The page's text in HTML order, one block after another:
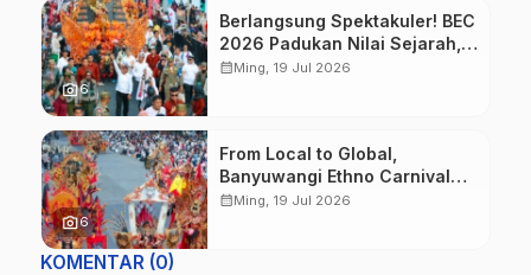
photo_camera6
Berlangsung Spektakuler! BEC
2026 Padukan Nilai Sejarah,
Budaya, dan Fashion Berkelas
calendar_monthMing, 19 Jul 2026
photo_camera6
From Local to Global,
Banyuwangi Ethno Carnival
Buktikan Budaya Lokal Mampu
calendar_monthMing, 19 Jul 2026
KOMENTAR (0)